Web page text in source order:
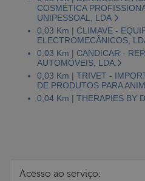
COSMÉTICA
UNIPESSOAL, LDA
0,03 Km | CLIMAVE -
ELECTROMECÂNICOS,
0,03 Km | CANDICAR -
AUTOMÓVEIS, LDA
0,03 Km | TRIVET -
DE PRODUTOS PARA
0,04 Km | THERAPIES BY
Acesso ao serviço: